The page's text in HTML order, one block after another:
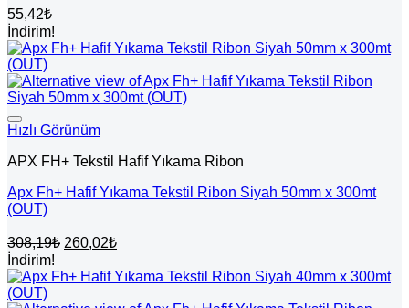
55,42₺
İndirim!
Hızlı Görünüm
APX FH+ Tekstil Hafif Yıkama Ribon
Apx Fh+ Hafif Yıkama Tekstil Ribon Siyah 50mm x 300mt
(OUT)
308,19₺ Orijinal
308,19₺.
260,02₺Şu
fiyat:
İndirim!